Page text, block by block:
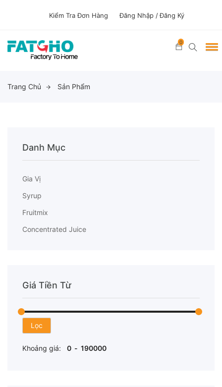
Kiểm Tra Đơn Hàng Đăng Nhập /Đăng Ký
0
Trang Chủ Sản Phẩm
Danh Mục
Gia Vị
Syrup
Fruitmix
Concentrated Juice
Giá Tiền Từ
Lọc
Khoảng giá: